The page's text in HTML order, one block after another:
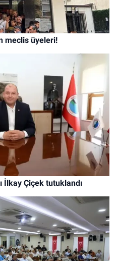
meclis üyeleri!
İlkay Çiçek tutuklandı